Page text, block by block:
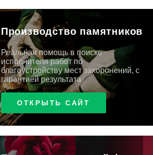
Производство памятников
Реальная помощь в поиске
исполнителя работ по
благоустройству мест захоронений, с
гарантией результата
ОТКРЫТЬ САЙТ